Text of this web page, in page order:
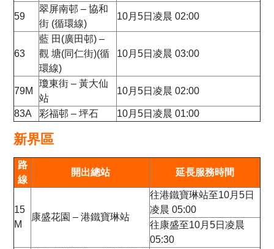
59
翠屏南邨 – 協和
街 (循環線)
10月5日凌晨 02:00
63
藍 田(廣田邨) –
觀 塘(同仁街)(循
環線)
10月5日凌晨 03:00
79M
瓊東街 – 黃大仙
站
10月5日凌晨 02:00
83A 彩福邨 – 坪石 10月5日凌晨 01:00
新界區
路
線
開出總站 延長服務時間
15
M
康盛花園 – 港鐵寶琳站
往港鐵寶琳站至10月5日
凌晨 05:00
往康盛至10月5日凌晨
05:30